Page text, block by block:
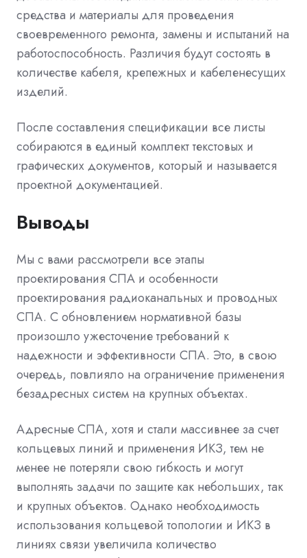
средства и материалы для проведения
своевременного ремонта, замены и испытаний на
работоспособность. Различия будут состоять в
количестве кабеля, крепежных и кабеленесущих
изделий.
После составления спецификации все листы
собираются в единый комплект текстовых и
графических документов, который и называется
проектной документацией.
Выводы
Мы с вами рассмотрели все этапы
проектирования СПА и особенности
проектирования радиоканальных и проводных
СПА. С обновлением нормативной базы
произошло ужесточение требований к
надежности и эффективности СПА. Это, в свою
очередь, повлияло на ограничение применения
безадресных систем на крупных объектах.
Адресные СПА, хотя и стали массивнее за счет
кольцевых линий и применения ИКЗ, тем не
менее не потеряли свою гибкость и могут
выполнять задачи по защите как небольших, так
и крупных объектов. Однако необходимость
использования кольцевой топологии и ИКЗ в
линиях связи увеличила количество